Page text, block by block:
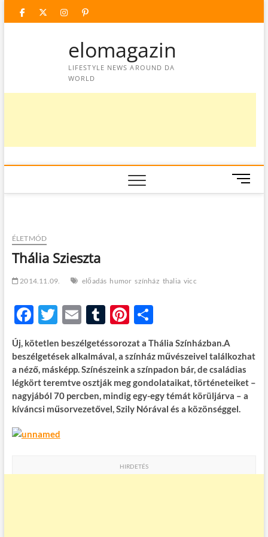
facebooktwitter
instagram
googleplus
pinterest
elomagazin
LIFESTYLE NEWS AROUND DA
WORLD
M
e
ÉLETMÓD
Thália Szieszta
2014.11.09. előadás humor színház thalia vicc
F
ac
e
b
o
o
k
T
w
itt
er
E
m
ail
T
m
bl
r
Pi
nt
er
es
t
O
ss
za
m
e
g
Új, kötetlen beszélgetéssorozat a Thália Színházban.A
beszélgetések alkalmával, a színház művészeivel találkozhat
a néző, másképp. Színészeink a színpadon bár, de családias
légkört teremtve osztják meg gondolataikat, történeteiket –
nagyjából 70 percben, mindig egy-egy témát körüljárva – a
kíváncsi műsorvezetővel, Szily Nórával és a közönséggel.
HIRDETÉS